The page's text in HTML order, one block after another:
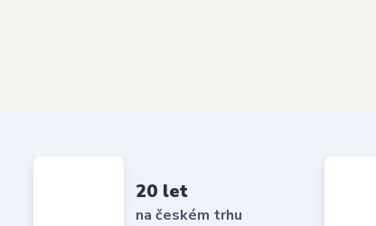
20 let
na českém trhu